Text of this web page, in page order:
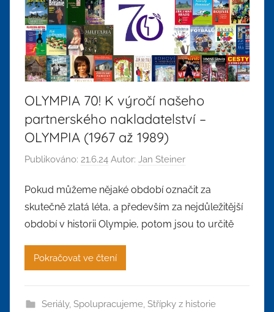
OLYMPIA 70! K výročí našeho
partnerského nakladatelství –
OLYMPIA (1967 až 1989)
Publikováno: 21.6.24 Autor: Jan Steiner
Pokud můžeme nějaké období označit za
skutečně zlatá léta, a především za nejdůležitější
období v historii Olympie, potom jsou to určitě
Pokračovat ve čtení
Seriály, Spolupracujeme, Střípky z historie